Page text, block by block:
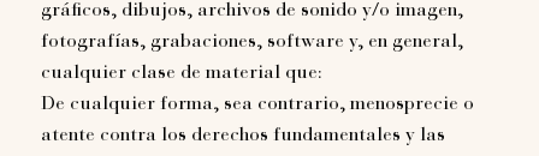
gráficos, dibujos, archivos de sonido y/o imagen,
fotografías, grabaciones, software y, en general,
cualquier clase de material que:
De cualquier forma, sea contrario, menosprecie o
atente contra los derechos fundamentales y las